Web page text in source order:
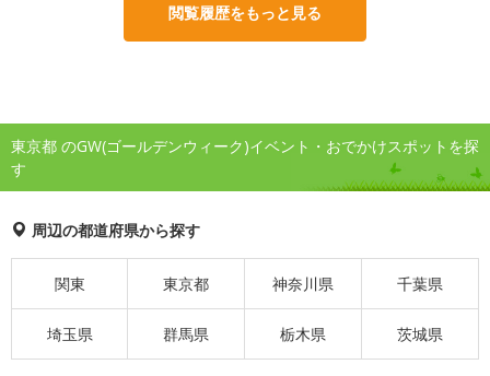
閲覧履歴をもっと見る
東京都 のGW(ゴールデンウィーク)イベント・おでかけスポットを探
す
周辺の都道府県から探す
関東 東京都 神奈川県 千葉県
埼玉県 群馬県 栃木県 茨城県